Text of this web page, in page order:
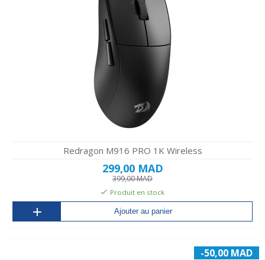
Redragon M916 PRO 1K Wireless
299,00 MAD
399,00 MAD
Produit en stock
Ajouter au panier
-50,00 MAD